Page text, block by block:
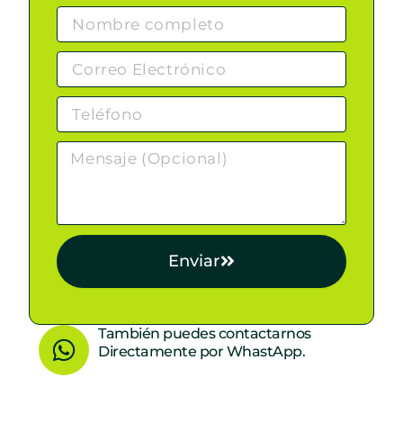
Enviar
W
h
También puedes contactarnos
Directamente por WhastApp.